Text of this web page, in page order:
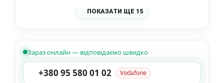
ПОКАЗАТИ ЩЕ 15
Зараз онлайн — відповідаємо швидко
+380 95 580 01 02 Vodafone